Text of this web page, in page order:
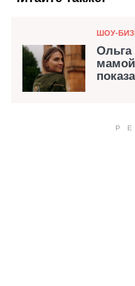
Категория
ШОУ-
Ольга